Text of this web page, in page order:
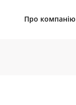
Про компанію